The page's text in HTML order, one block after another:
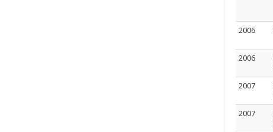
2006
2006
2007
2007